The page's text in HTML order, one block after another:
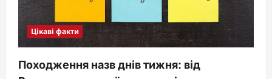
Цікаві факти
Походження назв днів тижня: від